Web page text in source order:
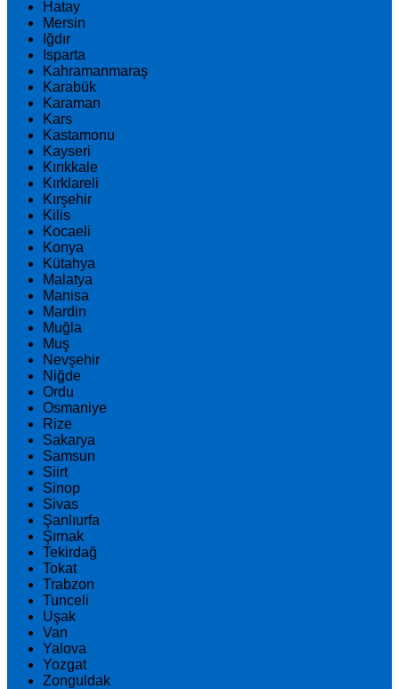
Hatay
Mersin
Iğdır
Isparta
Kahramanmaraş
Karabük
Karaman
Kars
Kastamonu
Kayseri
Kırıkkale
Kırklareli
Kırşehir
Kilis
Kocaeli
Konya
Kütahya
Malatya
Manisa
Mardin
Muğla
Muş
Nevşehir
Niğde
Ordu
Osmaniye
Rize
Sakarya
Samsun
Siirt
Sinop
Sivas
Şanlıurfa
Şırnak
Tekirdağ
Tokat
Trabzon
Tunceli
Uşak
Van
Yalova
Yozgat
Zonguldak